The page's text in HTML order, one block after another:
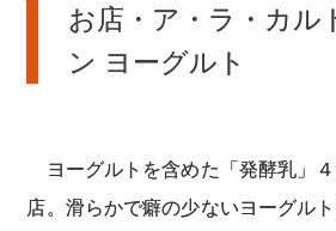
お店・ア・ラ・カル
ン ヨーグルト
ヨーグルトを含めた「発酵乳」
店。滑らかで癖の少ないヨーグル